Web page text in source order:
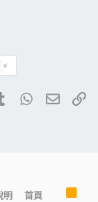
TumblrWhatsApp
電子
明 首頁